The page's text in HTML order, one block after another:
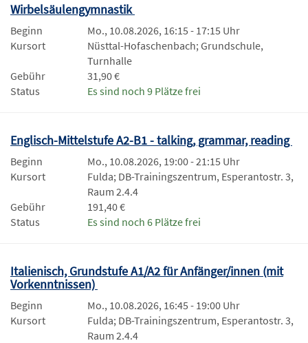
Wirbelsäulengymnastik
Beginn
Mo., 10.08.2026, 16:15 - 17:15 Uhr
Kursort
Nüsttal-Hofaschenbach; Grundschule,
Turnhalle
Gebühr
31,90 €
Status
Es sind noch 9 Plätze frei
Englisch-Mittelstufe A2-B1 - talking, grammar, reading
Beginn
Mo., 10.08.2026, 19:00 - 21:15 Uhr
Kursort
Fulda; DB-Trainingszentrum, Esperantostr. 3,
Raum 2.4.4
Gebühr
191,40 €
Status
Es sind noch 6 Plätze frei
Italienisch, Grundstufe A1/A2 für Anfänger/innen (mit
Vorkenntnissen)
Beginn
Mo., 10.08.2026, 16:45 - 19:00 Uhr
Kursort
Fulda; DB-Trainingszentrum, Esperantostr. 3,
Raum 2.4.4